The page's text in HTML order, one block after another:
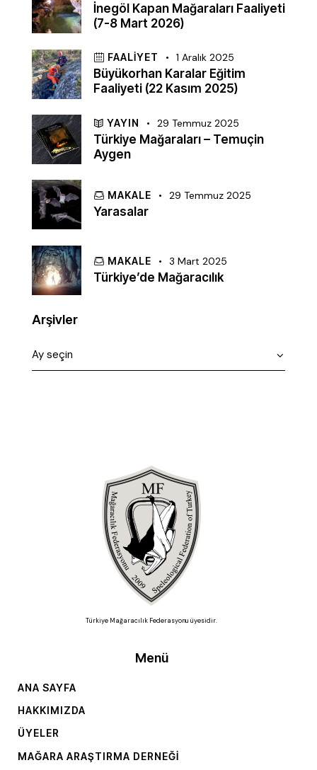
İnegöl Kapan Mağaraları Faaliyeti
(7-8 Mart 2026)
FAALIYET 1 Aralık 2025
Büyükorhan Karalar Eğitim
Faaliyeti (22 Kasım 2025)
YAYIN 29 Temmuz 2025
Türkiye Mağaraları – Temuçin
Aygen
MAKALE 29 Temmuz 2025
Yarasalar
MAKALE 3 Mart 2025
Türkiye’de Mağaracılık
Arşivler
Türkiye Mağaracılık Federasyonu üyesidir.
Menü
ANA SAYFA
HAKKIMIZDA
ÜYELER
MAĞARA ARAŞTIRMA DERNEĞI